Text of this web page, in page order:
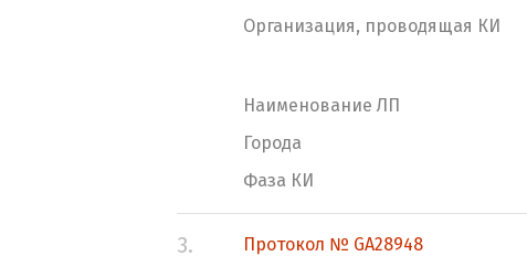
Организация, проводящая КИ
Наименование ЛП
Города
Фаза КИ
3. Протокол № GA28948